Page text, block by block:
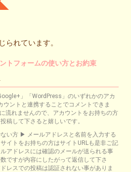
られています。
トフォームの使い方とお約束
」「WordPress」のいずれかのアカ
ントと連携することでコメントできま
流れませんので、アカウントをお持ちの方
稿して下さると嬉しいです。
い方 ▶ メールアドレスと名前を入力する
イトをお持ちの方はサイトURLも是非ご記
アドレスには確認のメールが送られる事
ですが内容にしたがって返信して下さ
レスでの投稿は認証されない事がありま